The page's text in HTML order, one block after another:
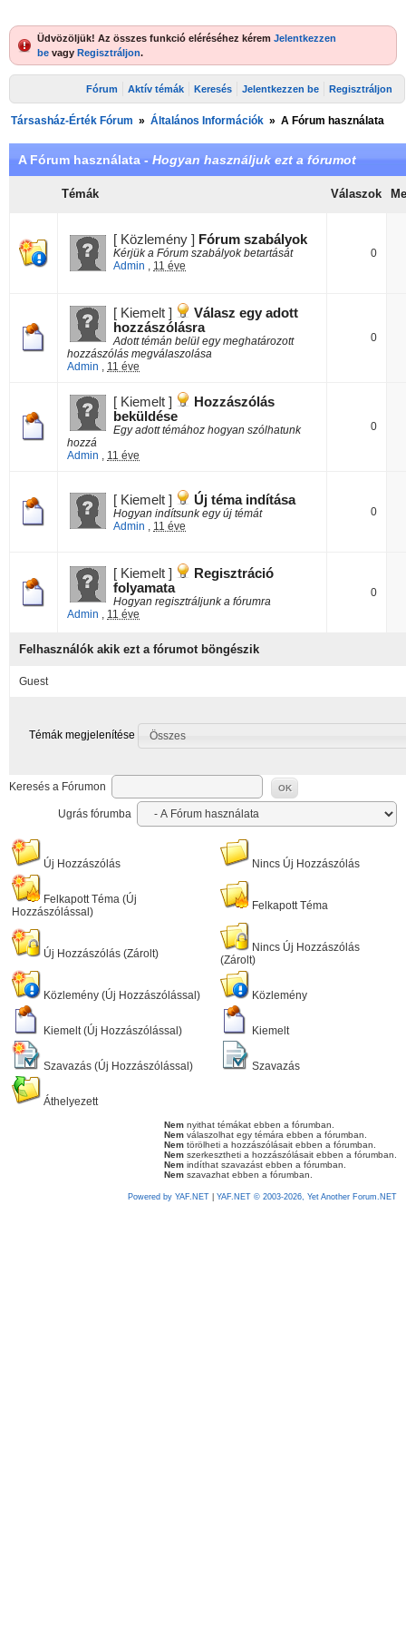
Üdvözöljük! Az összes funkció eléréséhez kérem Jelentkezzen
be vagy Regisztráljon.
Fórum Aktív témák Keresés Jelentkezzen be Regisztráljon
Társasház-Érték Fórum » Általános Információk » A Fórum használata
A Fórum használata - Hogyan használjuk ezt a fórumot
Témák Válaszok
[ Közlemény ] Fórum szabályok
Kérjük a Fórum szabályok betartását
Admin , 11 éve
0
[ Kiemelt ]
Válasz egy adott
hozzászólásra
Adott témán belül egy meghatározott
hozzászólás megválaszolása
Admin , 11 éve
0
[ Kiemelt ]
Hozzászólás
beküldése
Egy adott témához hogyan szólhatunk
hozzá
Admin , 11 éve
0
[ Kiemelt ] Új téma indítása
Hogyan indítsunk egy új témát
Admin , 11 éve
0
[ Kiemelt ]
Regisztráció
folyamata
Hogyan regisztráljunk a fórumra
Admin , 11 éve
0
Felhasználók akik ezt a fórumot böngészik
Guest
Témák megjelenítése Összes
Keresés a Fórumon OK
Ugrás fórumba
Új Hozzászólás Nincs Új Hozzászólás
Felkapott Téma (Új
Hozzászólással)
Felkapott Téma
Új Hozzászólás (Zárolt)
Nincs Új Hozzászólás
(Zárolt)
Közlemény (Új Hozzászólással) Közlemény
Kiemelt (Új Hozzászólással) Kiemelt
Szavazás (Új Hozzászólással) Szavazás
Áthelyezett
Nem nyithat témákat ebben a fórumban.
Nem válaszolhat egy témára ebben a fórumban.
Nem törölheti a hozzászólásait ebben a fórumban.
Nem szerkesztheti a hozzászólásait ebben a fórumban.
Nem indíthat szavazást ebben a fórumban.
Nem szavazhat ebben a fórumban.
Powered by YAF.NET YAF.NET © 2003-2026, Yet Another Forum.NET